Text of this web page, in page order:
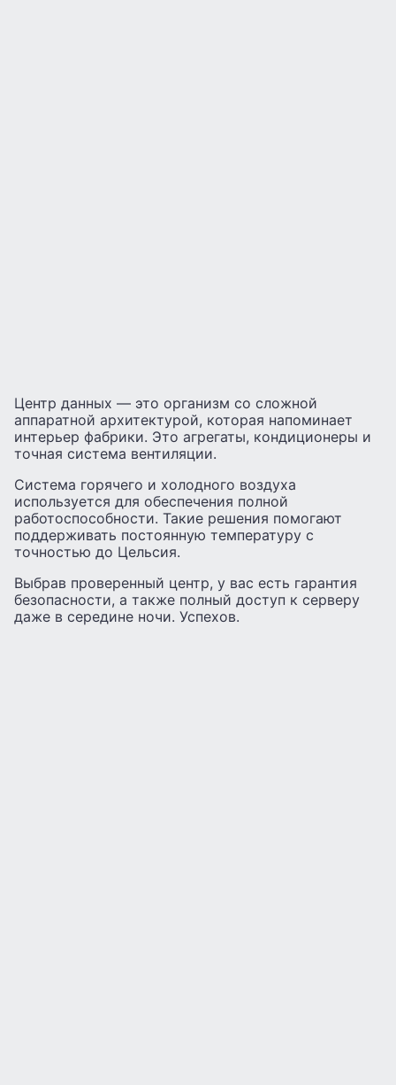
Центр данных — это организм со сложной
аппаратной архитектурой, которая напоминает
интерьер фабрики. Это агрегаты, кондиционеры и
точная система вентиляции.
Система горячего и холодного воздуха
используется для обеспечения полной
работоспособности. Такие решения помогают
поддерживать постоянную температуру с
точностью до Цельсия.
Выбрав проверенный центр, у вас есть гарантия
безопасности, а также полный доступ к серверу
даже в середине ночи. Успехов.